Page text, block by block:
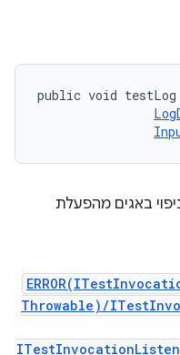
public void testLog
באגים מהפעלת
Throwable)/